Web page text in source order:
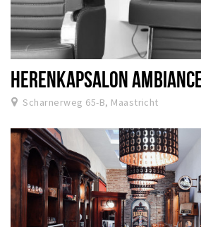
HERENKAPSALON
Scharnerweg 65-B, Maastricht